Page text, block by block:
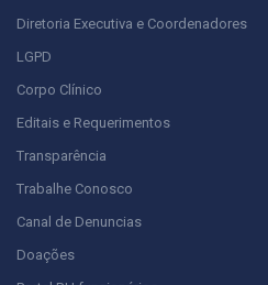
Diretoria Executiva e Coordenadores
LGPD
Corpo Clínico
Editais e Requerimentos
Transparência
Trabalhe Conosco
Canal de Denuncias
Doações